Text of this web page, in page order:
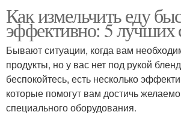
Как измельчить еду
эффективно: 5 лучших
Бывают ситуации, когда вам
продукты, но у вас нет под рукой
беспокойтесь, есть несколько
которые помогут вам достичь
специального оборудования.